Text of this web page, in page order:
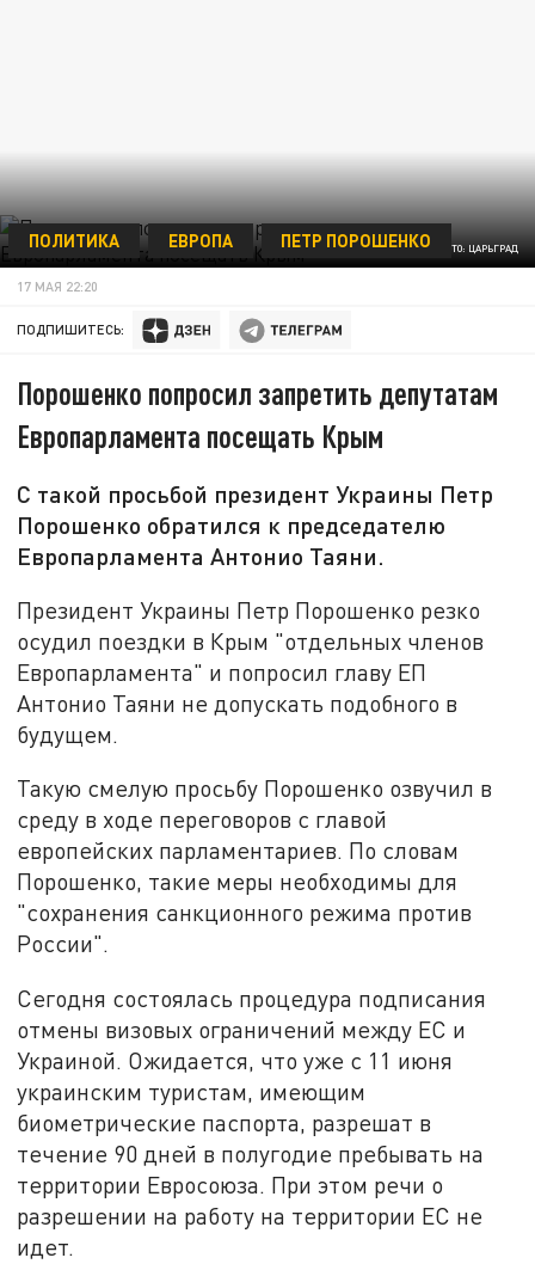
ФОТО: ЦАРЬГРАД
ПОЛИТИКА ЕВРОПА ПЕТР ПОРОШЕНКО
17 МАЯ 22:20
ПОДПИШИТЕСЬ:
Порошенко попросил запретить депутатам
Европарламента посещать Крым
С такой просьбой президент Украины Петр
Порошенко обратился к председателю
Европарламента Антонио Таяни.
Президент Украины Петр Порошенко резко
осудил поездки в Крым "отдельных членов
Европарламента" и попросил главу ЕП
Антонио Таяни не допускать подобного в
будущем.
Такую смелую просьбу Порошенко озвучил в
среду в ходе переговоров с главой
европейских парламентариев. По словам
Порошенко, такие меры необходимы для
"сохранения санкционного режима против
России".
Сегодня состоялась процедура подписания
отмены визовых ограничений между ЕС и
Украиной. Ожидается, что уже с 11 июня
украинским туристам, имеющим
биометрические паспорта, разрешат в
течение 90 дней в полугодие пребывать на
территории Евросоюза. При этом речи о
разрешении на работу на территории ЕС не
идет.